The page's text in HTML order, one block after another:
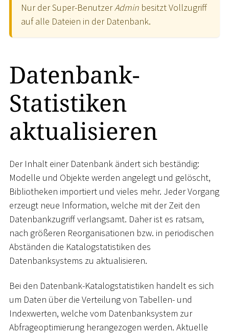
Nur der Super-BenutzerAdmin besitzt Vollzugriff
auf alle Dateien in der Datenbank.
Datenbank-
Statistiken
aktualisieren
Der Inhalt einer Datenbank ändert sich beständig:
Modelle und Objekte werden angelegt und gelöscht,
Bibliotheken importiert und vieles mehr. Jeder Vorgang
erzeugt neue Information, welche mit der Zeit den
Datenbankzugriff verlangsamt. Daher ist es ratsam,
nach größeren Reorganisationen bzw. in periodischen
Abständen die Katalogstatistiken des
Datenbanksystems zu aktualisieren.
Bei den Datenbank-Katalogstatistiken handelt es sich
um Daten über die Verteilung von Tabellen- und
Indexwerten, welche vom Datenbanksystem zur
Abfrageoptimierung herangezogen werden. Aktuelle